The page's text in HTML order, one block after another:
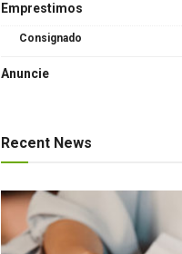
Emprestimos
Consignado
Anuncie
Recent News